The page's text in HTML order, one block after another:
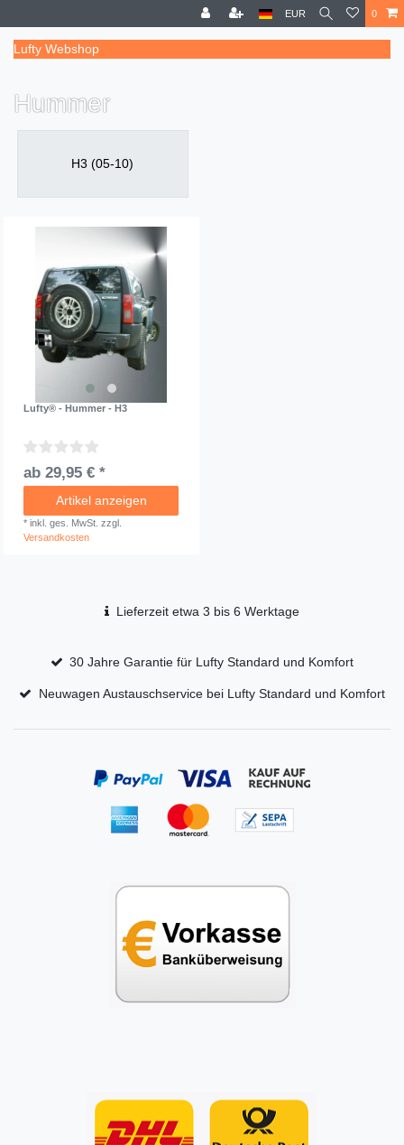
EUR 0
Lufty Webshop
Hummer
H3 (05-10)
Lufty® - Hummer - H3
ab 29,95 € *
Artikel anzeigen
* inkl. ges. MwSt. zzgl.
Versandkosten
Lieferzeit etwa 3 bis 6 Werktage
30 Jahre Garantie für Lufty Standard und Komfort
Neuwagen Austauschservice bei Lufty Standard und Komfort